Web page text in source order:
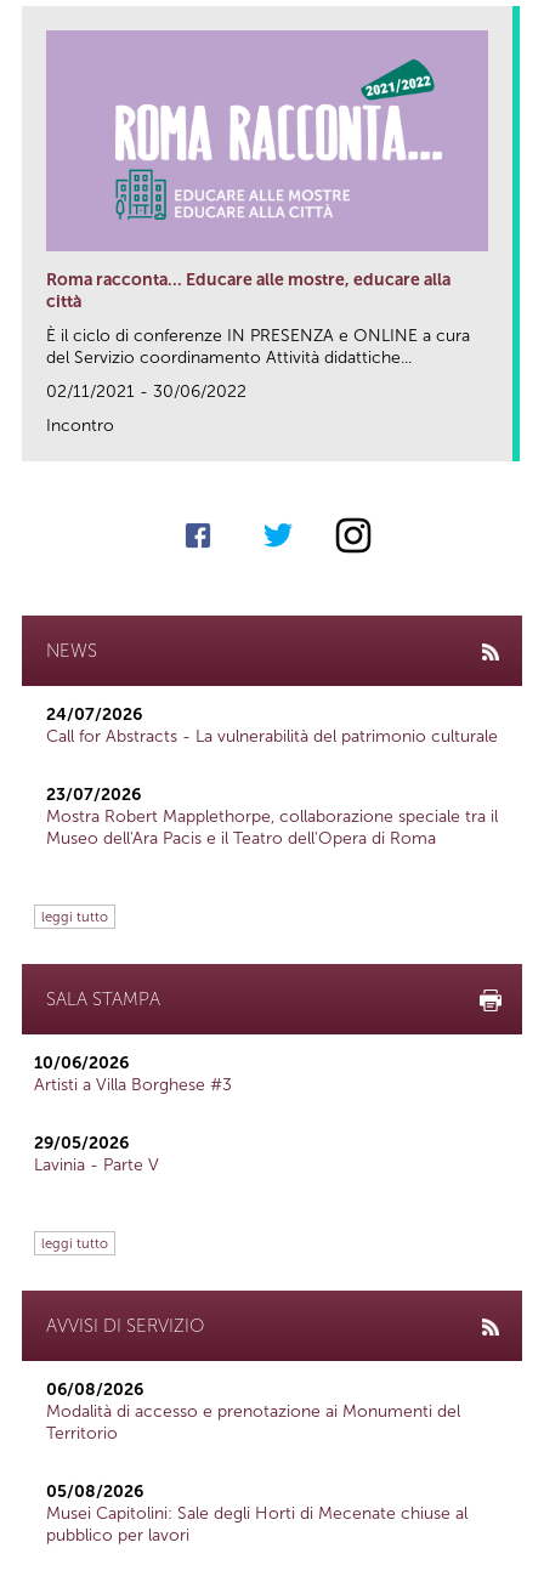
Roma racconta... Educare alle mostre, educare alla
città
È il ciclo di conferenze IN PRESENZA e ONLINE a cura
del Servizio coordinamento Attività didattiche...
02/11/2021 - 30/06/2022
Incontro
NEWS
24/07/2026
Call for Abstracts - La vulnerabilità del patrimonio culturale
23/07/2026
Mostra Robert Mapplethorpe, collaborazione speciale tra il
Museo dell'Ara Pacis e il Teatro dell'Opera di Roma
leggi tutto
SALA STAMPA
10/06/2026
Artisti a Villa Borghese #3
29/05/2026
Lavinia - Parte V
leggi tutto
AVVISI DI SERVIZIO
06/08/2026
Modalità di accesso e prenotazione ai Monumenti del
Territorio
05/08/2026
Musei Capitolini: Sale degli Horti di Mecenate chiuse al
pubblico per lavori